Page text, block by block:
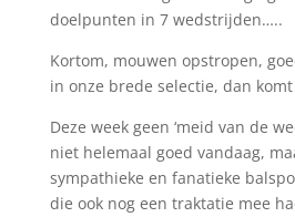
doelpunten in 7 wedstrijden…..
Kortom, mouwen opstropen,
in onze brede selectie, dan
Deze week geen ‘meid van de
niet helemaal goed vandaag,
sympathieke en fanatieke
die ook nog een traktatie mee